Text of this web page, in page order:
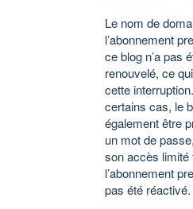
Le nom de
l’abonnement
ce blog n’a pas
renouvelé, ce
cette
certains cas, le
également être
un mot de
son accès limité
l’abonnement
pas été réactivé.